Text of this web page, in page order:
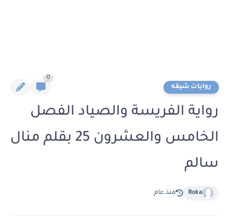
روايات شيقه
0
رواية الفريسة والصياد الفصل
الخامس والعشرون 25 بقلم منال
سالم
Roka منذ عام